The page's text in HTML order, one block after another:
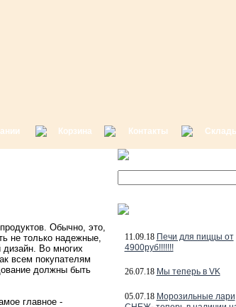
Корзина Контакты
Обычно, это,
не только надежные,
Во многих
всем покупателям
должны быть
главное -
11.09.18 Печи для пиццы от
4900руб!!!!!!!
26.07.18 Мы теперь в VK
05.07.18 Морозильные лари